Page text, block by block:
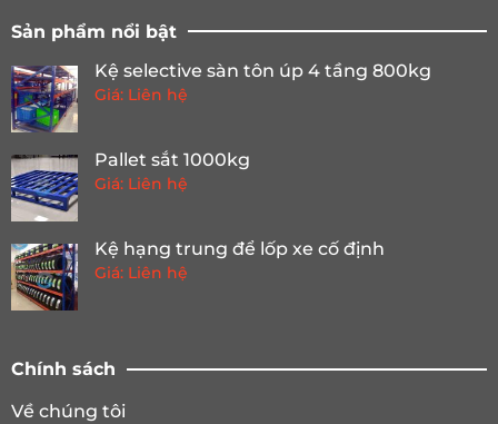
Sản phẩm nổi bật
Kệ selective sàn tôn úp 4 tầng 800kg
Giá: Liên hệ
Pallet sắt 1000kg
Giá: Liên hệ
Kệ hạng trung để lốp xe cố định
Giá: Liên hệ
Chính sách
Về chúng tôi